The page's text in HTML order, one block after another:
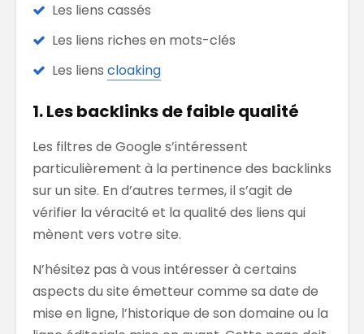
Les liens cassés
Les liens riches en mots-clés
Les liens cloaking
1. Les backlinks de faible qualité
Les filtres de Google s’intéressent
particulièrement à la pertinence des backlinks
sur un site. En d’autres termes, il s’agit de
vérifier la véracité et la qualité des liens qui
mènent vers votre site.
N’hésitez pas à vous intéresser à certains
aspects du site émetteur comme sa date de
mise en ligne, l’historique de son domaine ou la